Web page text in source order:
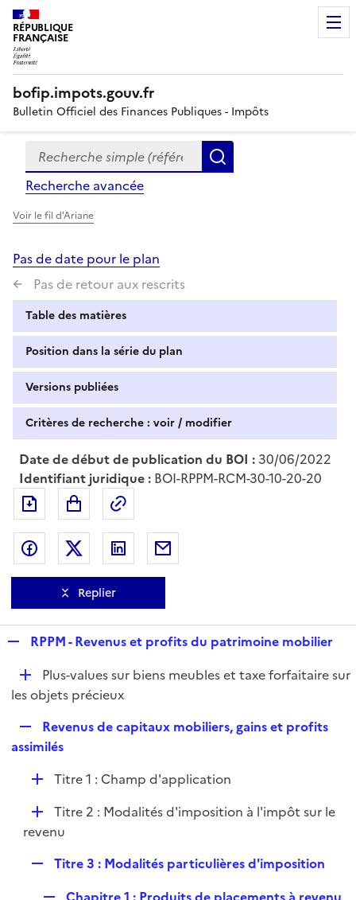
RÉPUBLIQUE
FRANÇAISE
bofip.impots.gouv.fr
Bulletin Officiel des Finances Publiques - Impôts
Formulaire
de
recherche
Recherche simple (références, mots clés, partie du
Recherche avancée
Voir le fil d'Ariane
Pas de date pour le plan
Pas de retour aux rescrits
Table des matières
Position dans la série du plan
Versions publiées
Critères de recherche : voir / modifier
Date de début de publication du BOI : 30/06/2022
Identifiant juridique : BOI-RPPM-RCM-30-10-20-20
Exporter le document au format pdf
Partager sur Facebook
Partager sur Twitter
Partager sur LinkedIn
Replier
p
l
r
RPPM - Revenus et profits du patrimoine mobilier
D
é
i
e
r
Plus-values sur biens meubles et taxe forfaitaire sur
les objets précieux
e
l
i
e
r
Revenus de capitaux mobiliers, gains et profits
assimilés
D
l
r
Titre 1 : Champ d'application
D
é
Titre 2 : Modalités d'imposition à l'impôt sur le
revenu
Titre 3 : Modalités particulières d'imposition